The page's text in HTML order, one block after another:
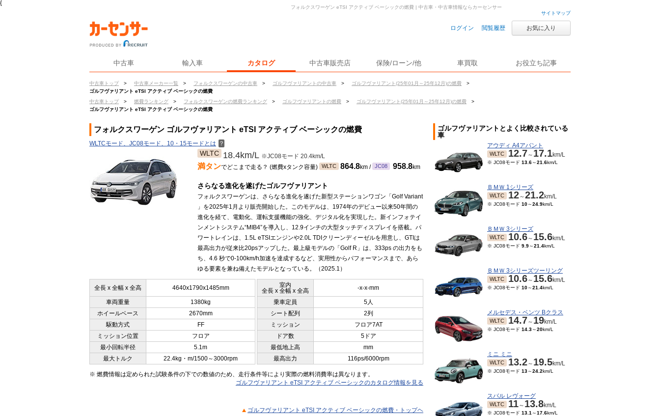
{
サイトマップ
ログイン 閲覧履歴 お気に入り
中古車 輸入車 カタログ 中古車販売店 保険/ローン/他 車買取 お役立ち記事
中古車トップ > 中古車メーカー一覧 > フォルクスワーゲンの中古車 > ゴルフヴァリアントの中古車 > ゴルフヴァリアント(25年01月～25年12月)の燃費
>
ゴルフヴァリアント eTSI アクティブ ベーシックの燃費
中古車トップ
> 燃費ランキング > フォルクスワーゲンの燃費ランキング > ゴルフヴァリアントの燃費 > ゴルフヴァリアント(25年01月～25年12月)の燃費
>
ゴルフヴァリアント eTSI アクティブ ベーシックの燃費
フォルクスワーゲン eTSI アクティブ ベーシックの燃費 | 中古車・中古車情報ならカーセンサー
フォルクスワーゲン ゴルフヴァリアント eTSI アクティブ ベーシックの燃費
WLTCモード、JC08モード、10・15モードとは ？
WLTC 18.4km/L ※JC08モード 20.4km/L
満タンでどこまで走る？ (燃費xタンク容量) WLTC 864.8km / JC08 958.8km
さらなる進化を遂げたゴルフヴァリアント
フォルクスワーゲンは、さらなる進化を遂げた新型ステーションワゴン「Golf Variant
」を2025年1月より販売開始した。このモデルは、1974年のデビュー以来50年間の
進化を経て、電動化、運転支援機能の強化、デジタル化を実現した。新インフォテイ
ンメントシステム“MIB4”を導入し、12.9インチの大型タッチディスプレイを搭載。パ
ワートレインは、1.5L eTSIエンジンや2.0L TDIクリーンディーゼルを用意し、GTIは
最高出力が従来比20psアップした。最上級モデルの「Golf R」は、333ps の出力をも
ち、4.6 秒で0-100km/h加速を達成するなど、実用性からパフォーマンスまで、あら
ゆる要素を兼ね備えたモデルとなっている。（2025.1）
全長 x 全幅 x 全高 4640x1790x1485mm
室内
全長 x 全幅 x 全高
-x-x-mm
車両重量 1380kg 乗車定員
5人
ホイールベース
2670mm シート配列
2列
駆動方式
FF ミッション
フロア7AT
ミッション位置
フロア ドア数
5ドア
最小回転半径
5.1m 最低地上高
mm
最大トルク
22.4kg・m/1500～3000rpm 最高出力 116ps/6000rpm
※ 燃費情報は定められた試験条件の下での数値のため、走行条件等により実際の燃料消費率は異なります。
ゴルフヴァリアント eTSI アクティブ ベーシックのカタログ情報を見る
ゴルフヴァリアント eTSI アクティブ ベーシックの燃費・トップヘ
ゴルフヴァリアントとよく比較されている
車
アウディ A4アバント
WLTC 12.7～ 17.1km/L
※ JC08モード 13.6～21.6km/L
ＢＭＷ 1シリーズ
WLTC 12～21.2km/L
※ JC08モード 10～24.9km/L
ＢＭＷ 3シリーズ
WLTC 10.6～ 15.6km/L
※ JC08モード 9.9～21.4km/L
ＢＭＷ 3シリーズツーリング
WLTC 10.6～ 15.6km/L
※ JC08モード 10～21.4km/L
メルセデス・ベンツ Bクラス
WLTC 14.7～ 19km/L
※ JC08モード 14.3～20km/L
ミニ ミニ
WLTC 13.2～ 19.5km/L
※ JC08モード 13～24.2km/L
スバル レヴォーグ
WLTC 11～ 13.8km/L
※ JC08モード 13.1 ～17.6km/L